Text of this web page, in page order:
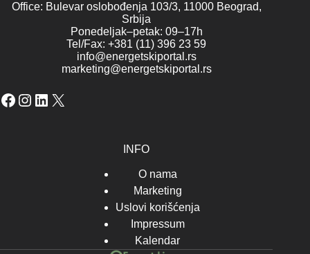
Office: Bulevar oslobođenja 103/3, 11000 Beograd,
Srbija
Ponedeljak–petak: 09–17h
Tel/Fax: +381 (11) 396 23 59
info@energetskiportal.rs
marketing@energetskiportal.rs
Facebook
Instagram
LinkedIn
X
INFO
O nama
Marketing
Uslovi korišćenja
Impressum
Kalendar